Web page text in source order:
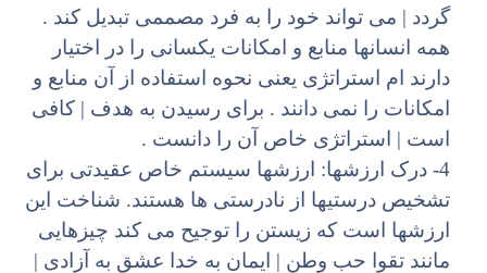
گردد | می تواند خود را به فرد مصممی تبدیل کند .
همه انسانها منابع و امکانات یکسانی را در اختیار
دارند ام استراتژی یعنی نحوه استفاده از آن منابع و
امکانات را نمی دانند . برای رسیدن به هدف | کافی
است | استراتژی خاص آن را دانست .
4- درک ارزشها: ارزشها سیستم خاص عقیدتی برای
تشخیص درستیها از نادرستی ها هستند. شناخت این
ارزشها است که زیستن را توجیح می کند چیزهایی
مانند تقوا حب وطن | ایمان به خدا عشق به آزادی |